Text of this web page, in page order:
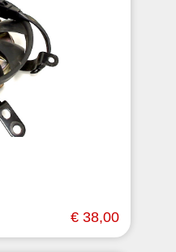
€ 38,00